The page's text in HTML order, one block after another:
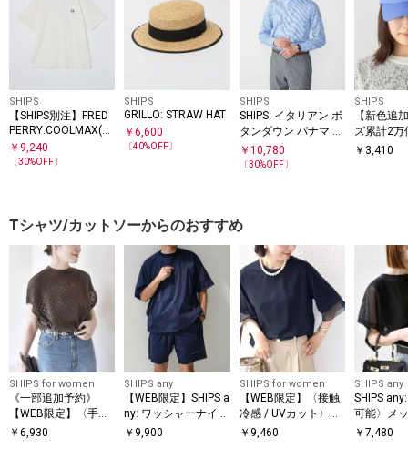
SHIPS
【SHIPS別注】FRED
PERRY:COOLMAX(R)
鹿の子 ワンポイント
ロゴ Tシャツ 25SS
￥ 9,240
〔30%OFF〕
SHIPS
GRILLO: STRAW HAT
￥6,600
〔40%OFF〕
SHIPS
SHIPS: イタリアン ボ
タンダウン パナマ ギ
ンガムチェック シャ
ツ
￥ 10,780
〔30%OFF〕
SHIPS
【新色追
ズ累計2万
【WEB限
￥ 3,410
Tシャツ/カットソーからのおすすめ
SHIPS for women
《一部追加予約》
【WEB限定】〈手洗
い可能〉アイレット
￥ 6,930
SHIPS any
【WEB限定】SHIPS a
ny: ワッシャーナイロ
ン スピンドル Tシャ
￥ 9,900
SHIPS for women
【WEB限定】〈接触
冷感 / UVカット〉シ
アー オーガンジー コ
￥ 9,460
SHIPS any
SHIPS
可能〉メ
ー ハンカ
￥7,480